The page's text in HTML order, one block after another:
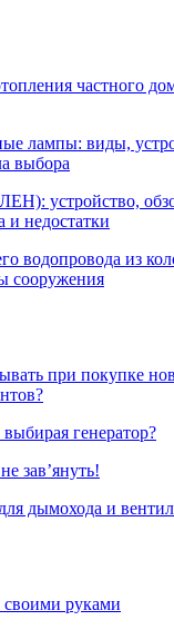
частного
лампы: виды,
выбора
устройство,
и недостатки
водопровода из
сооружения
при покупке
генератор?
зав’януть!
дымохода и
руками